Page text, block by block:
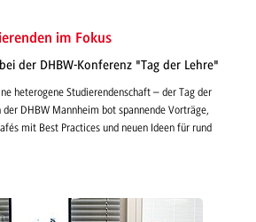
im Fokus
der DHBW-Konferenz "Tag der Lehre"
heterogene Studierendenschaft – der Tag der
der DHBW Mannheim bot spannende Vorträge,
mit Best Practices und neuen Ideen für rund